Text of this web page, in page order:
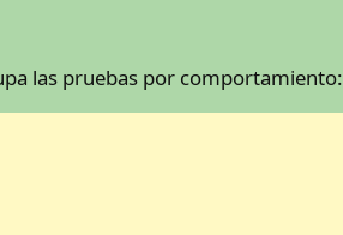
las pruebas por comportamiento: